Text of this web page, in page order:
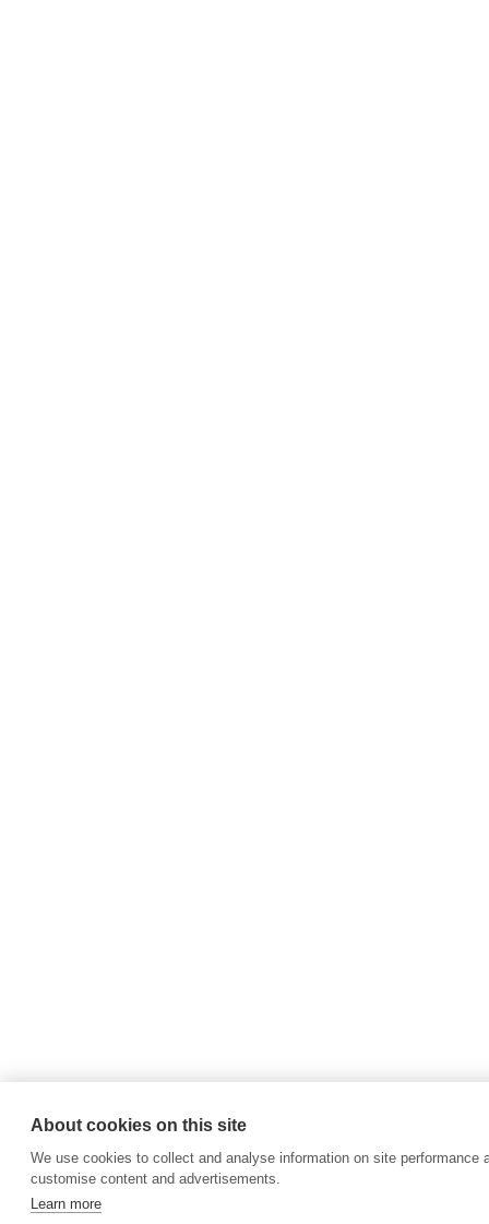
About cookies on this site
We use cookies to collect and analyse information on site
customise content and advertisements.
Learn more